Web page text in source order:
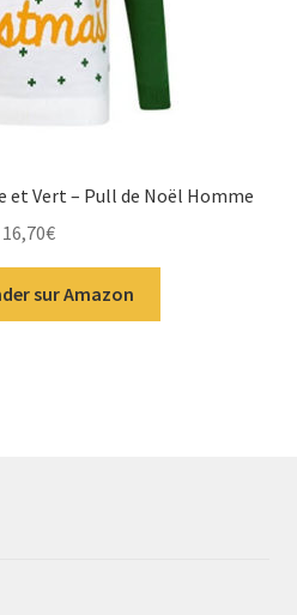
et Vert – Pull de Noël Homme
16,70€
sur Amazon